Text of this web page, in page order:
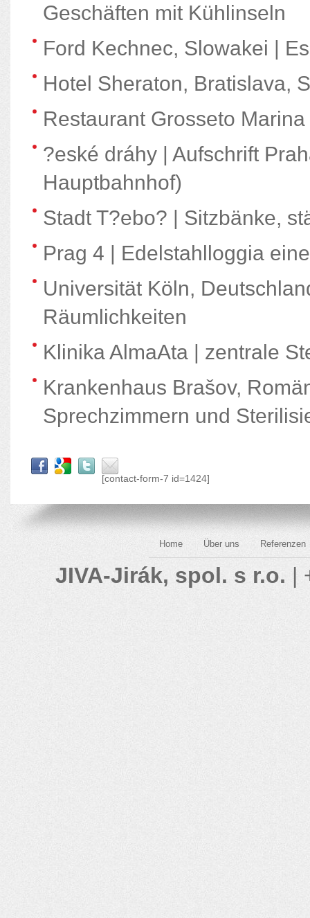
Geschäften mit Kühlinseln
Ford Kechnec, Slowakei |
Hotel Sheraton, Bratislava,
Restaurant Grosseto
?eské dráhy | Aufschrift
Hauptbahnhof)
Stadt T?ebo? | Sitzbänke,
Prag 4 | Edelstahlloggia
Universität Köln,
Räumlichkeiten
Klinika AlmaAta | zentrale
Krankenhaus Brašov,
Sprechzimmern und
[contact-form-7 id=1424]
Home Über uns Referenzen
JIVA-Jirák, spol. s r.o. |